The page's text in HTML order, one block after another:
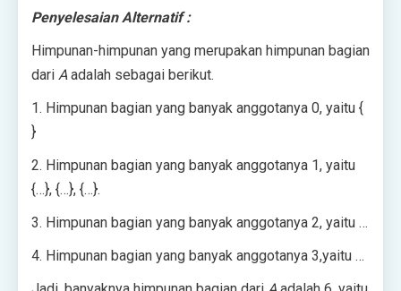
Penyelesaian Alternatif :
Himpunan-himpunan yang merupakan himpunan bagian
dari A adalah sebagai berikut.
1. Himpunan bagian yang banyak anggotanya 0, yaitu {
}
2. Himpunan bagian yang banyak anggotanya 1, yaitu
{…}, {…}, {…}.
3. Himpunan bagian yang banyak anggotanya 2, yaitu …
4. Himpunan bagian yang banyak anggotanya 3,yaitu …